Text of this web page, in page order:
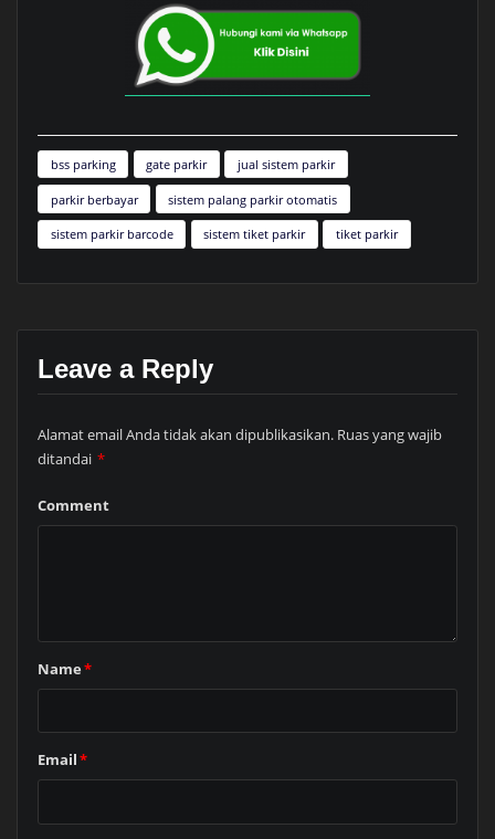
bss parking gate parkir jual sistem parkir
parkir berbayar sistem palang parkir otomatis
sistem parkir barcode sistem tiket parkir tiket parkir
Leave a Reply
Alamat email Anda tidak akan dipublikasikan. Ruas yang wajib
ditandai *
Comment
Name*
Email*